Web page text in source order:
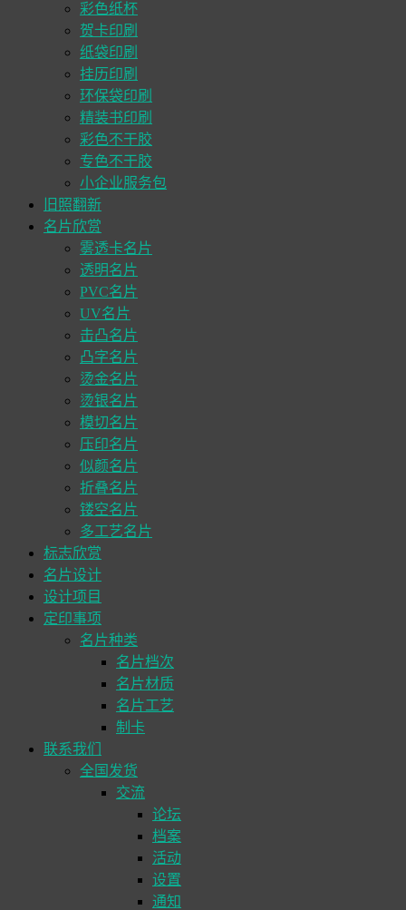
彩色纸杯
贺卡印刷
纸袋印刷
挂历印刷
环保袋印刷
精装书印刷
彩色不干胶
专色不干胶
小企业服务包
旧照翻新
名片欣赏
雾透卡名片
透明名片
PVC名片
UV名片
击凸名片
凸字名片
烫金名片
烫银名片
模切名片
压印名片
似颜名片
折叠名片
镂空名片
多工艺名片
标志欣赏
名片设计
设计项目
定印事项
名片种类
名片档次
名片材质
名片工艺
制卡
联系我们
全国发货
交流
论坛
档案
活动
设置
通知